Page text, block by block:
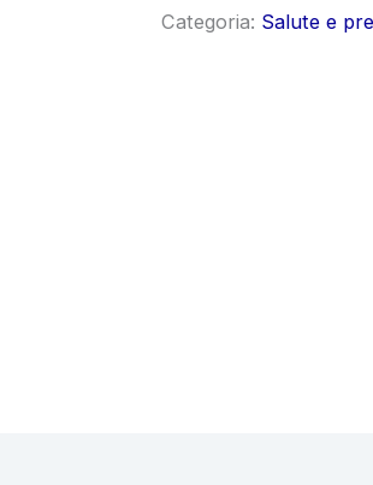
Categoria: Salute e